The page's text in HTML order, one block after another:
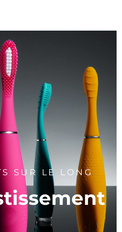
SUR LE LONG